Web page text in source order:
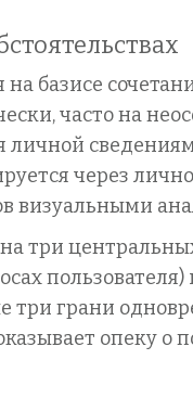
базисе
часто на
через
визуальными
три
грани
опеку о